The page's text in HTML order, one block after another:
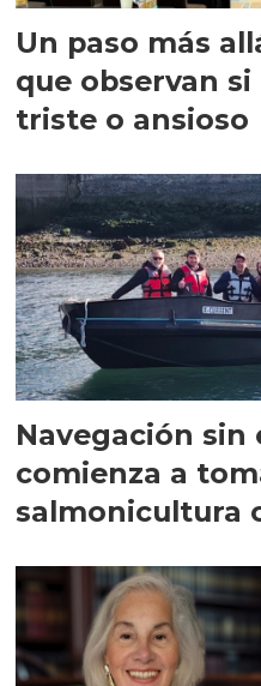
Un paso más
que observan
triste o ansioso
Navegación sin
comienza a
salmonicultura